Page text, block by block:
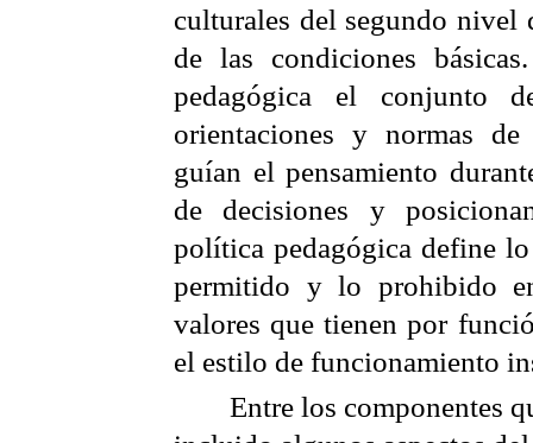
culturales del segundo nivel
de las condiciones
pedagógica el conjunto
orientaciones y normas
guían el pensamiento
de decisiones y
política pedagógica define
permitido y lo prohibido
valores que tienen por
el estilo de funcionamiento
Entre los componentes